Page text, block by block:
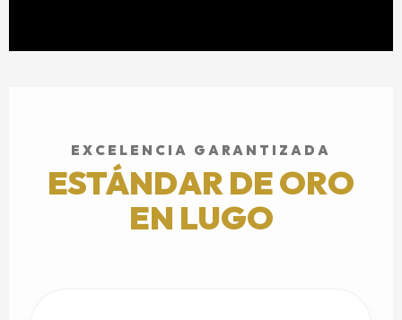
EXCELENCIA GARANTIZADA
ESTÁNDAR DE ORO
EN LUGO